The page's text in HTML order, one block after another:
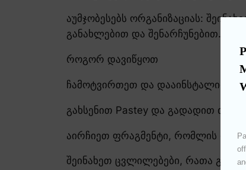
აუმჯობესებს ორგანიზაციას:
განახლებით და შენარჩუნებით.
როგორ დავიწყოთ
ჩამოტვირთეთ და დააინსტალირეთ
გახსენით Pastey და გადადით
აირჩიეთ ფრაგმენტი, რომლის
შეინახეთ ცვლილებები, რათა